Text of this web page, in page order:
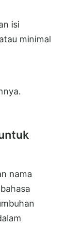
isi
minimal
nama